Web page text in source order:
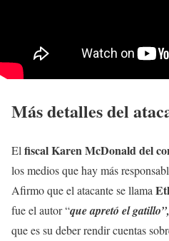
Más detalles del
El fiscal Karen McDonald del
los medios que hay más
Afirmo que el atacante se llama
fue el autor “que apretó el gatillo”,
que es su deber rendir cuentas